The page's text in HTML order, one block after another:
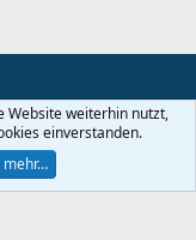
Datenschutz
Ltd.
Website weiterhin nutzt,
einverstanden.
mehr…